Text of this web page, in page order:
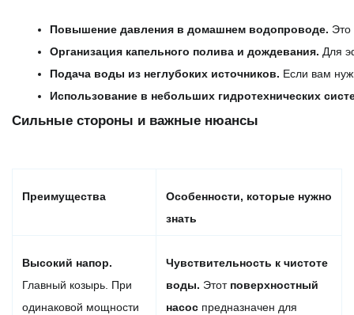
Повышение давления в домашнем водопроводе. Это
Организация капельного полива и дождевания. Для
Подача воды из неглубоких источников. Если вам
Использование в небольших гидротехнических
Сильные стороны и важные нюансы
Преимущества
Особенности, которые нужно
знать
Высокий напор.
Главный козырь. При
одинаковой мощности
Чувствительность к чистоте
воды. Этот поверхностный
насос предназначен для